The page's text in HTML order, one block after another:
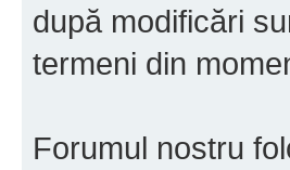
după modificări
termeni din
Forumul nostru